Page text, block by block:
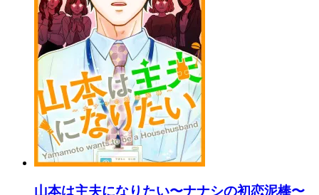
山本は主夫になりたい〜ナナシの初恋泥棒〜